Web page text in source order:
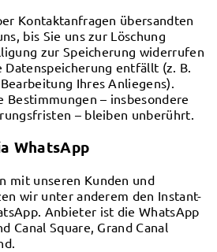
Kontaktanfragen übersandten
bis Sie uns zur Löschung
zur Speicherung widerrufen
entfällt (z. B.
Ihres Anliegens).
Bestimmungen – insbesondere
– bleiben unberührt.
WhatsApp
mit unseren Kunden und
wir unter anderem den Instant-
Anbieter ist die WhatsApp
Canal Square, Grand Canal